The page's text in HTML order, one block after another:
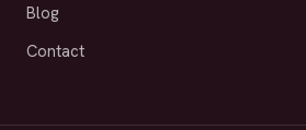
Blog
Contact